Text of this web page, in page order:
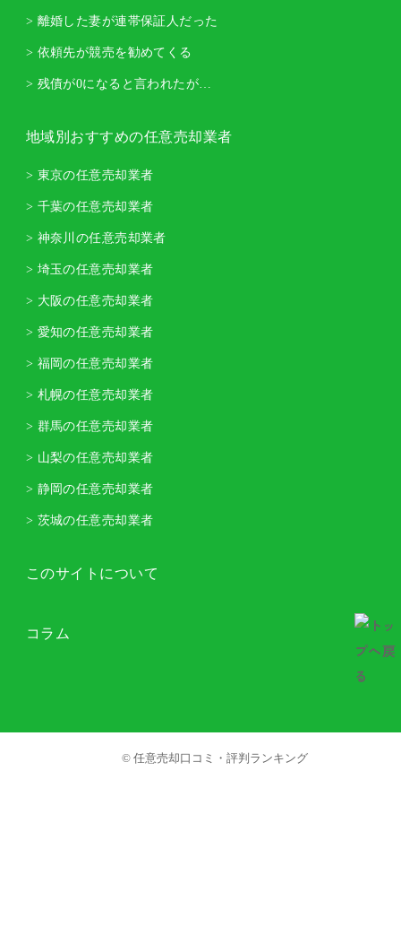
> 離婚した妻が連帯保証人だった
> 依頼先が競売を勧めてくる
> 残債が0になると言われたが…
地域別おすすめの任意売却業者
> 東京の任意売却業者
> 千葉の任意売却業者
> 神奈川の任意売却業者
> 埼玉の任意売却業者
> 大阪の任意売却業者
> 愛知の任意売却業者
> 福岡の任意売却業者
> 札幌の任意売却業者
> 群馬の任意売却業者
> 山梨の任意売却業者
> 静岡の任意売却業者
> 茨城の任意売却業者
このサイトについて
コラム
© 任意売却口コミ・評判ランキング